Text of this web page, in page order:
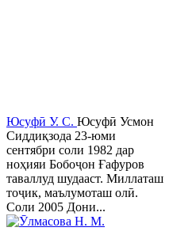
Юсуфӣ У. C. Юсуфӣ Усмон
Сиддиқзода 23-юми
сентябри соли 1982 дар
ноҳияи Бобоҷон Ғафуров
таваллуд шудааст. Миллаташ
тоҷик, маълумоташ олӣ.
Соли 2005 Дони...